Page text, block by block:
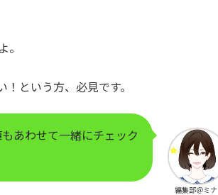
。
という方、必見です。
あわせて一緒にチェック
編集部＠ミナ